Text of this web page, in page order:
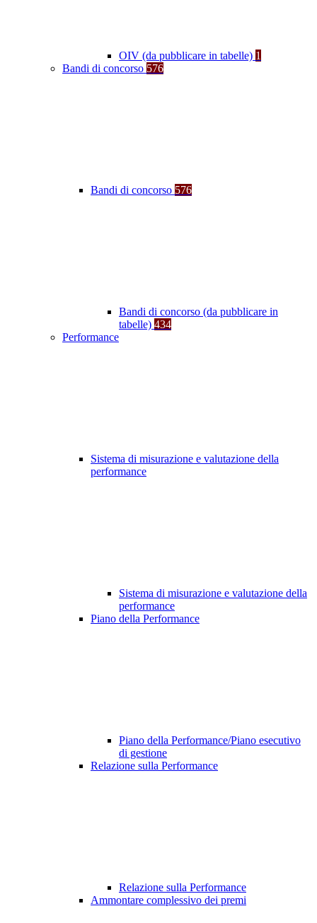
OIV (da pubblicare in tabelle) 1
Bandi di concorso 576
Bandi di concorso 576
Bandi di concorso (da pubblicare in
tabelle) 434
Performance
Sistema di misurazione e valutazione della
performance
Sistema di misurazione e valutazione della
performance
Piano della Performance
Piano della Performance/Piano esecutivo
di gestione
Relazione sulla Performance
Relazione sulla Performance
Ammontare complessivo dei premi